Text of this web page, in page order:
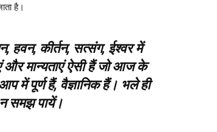
है।
हवन, कीर्तन, सत्संग, ईश्वर में
और मान्यताएं ऐसी हैं जो आज के
में पूर्ण हैं, वैज्ञानिक हैं। भले ही
न समझ पायें।